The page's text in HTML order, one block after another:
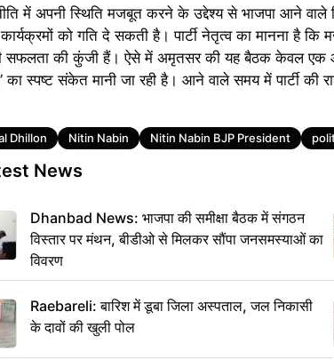
में अपनी स्थिति मजबूत करने के उद्देश्य से भाजपा आने
को गति दे सकती है। पार्टी नेतृत्व का मानना है
सफलता की कुंजी हैं। ऐसे में अमृतसर की यह बैठक केवल एक
का स्पष्ट संकेत मानी जा रही है। आने वाले समय में पार्टी की
Dhillon Nitin Nabin Nitin Nabin BJP President
News
Dhanbad News: भाजपा की समीक्षा बैठक में संगठन
विस्तार पर मंथन, बीडीओ से मिलकर सौंपा जनसमस्याओं का
विवरण
Raebareli: बारिश में डूबा जिला अस्पताल, जल निकासी
के दावों की खुली पोल